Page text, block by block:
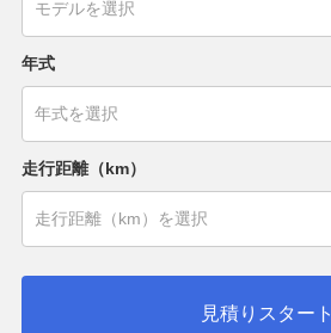
年式
走行距離（km）
見積りスタート